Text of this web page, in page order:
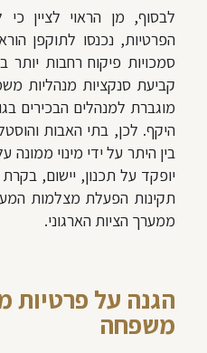
הפרטיות, נכנסו לתוקפן
סמכויות פיקוח רחבות יותר
קביעת סנקציות מנהליות
מוגברת למנהלים הבכירים
היקף. לכן, בתי האבות
יופקד על תכנון, יישום,
תקינות הפעלת מצלמות
ממערך הציות הארגוני.
הגנה על פרטיות
משפחה